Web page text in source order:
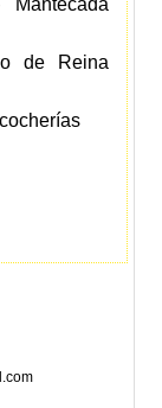
Mantecada
de Reina